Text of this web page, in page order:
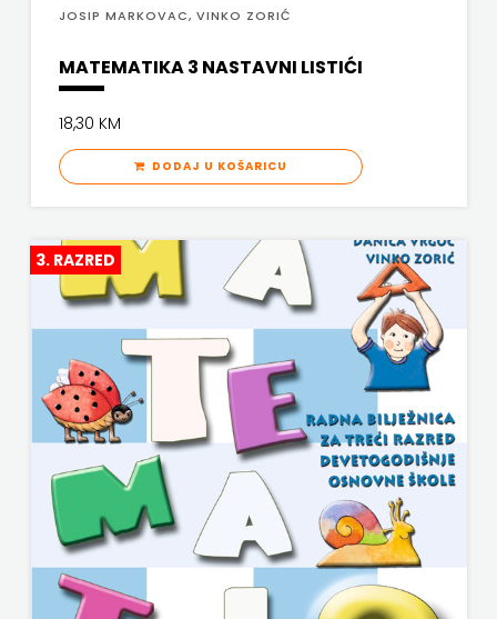
JOSIP MARKOVAC, VINKO ZORIĆ
MATEMATIKA 3 NASTAVNI LISTIĆI
18,30 KM
DODAJ U KOŠARICU
3. RAZRED